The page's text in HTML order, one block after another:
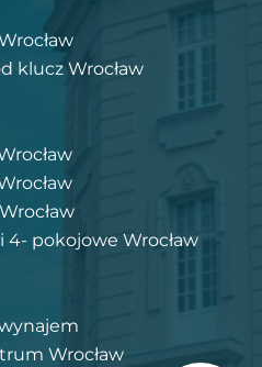
klucz Wrocław
4- pokojowe Wrocław
Wrocław